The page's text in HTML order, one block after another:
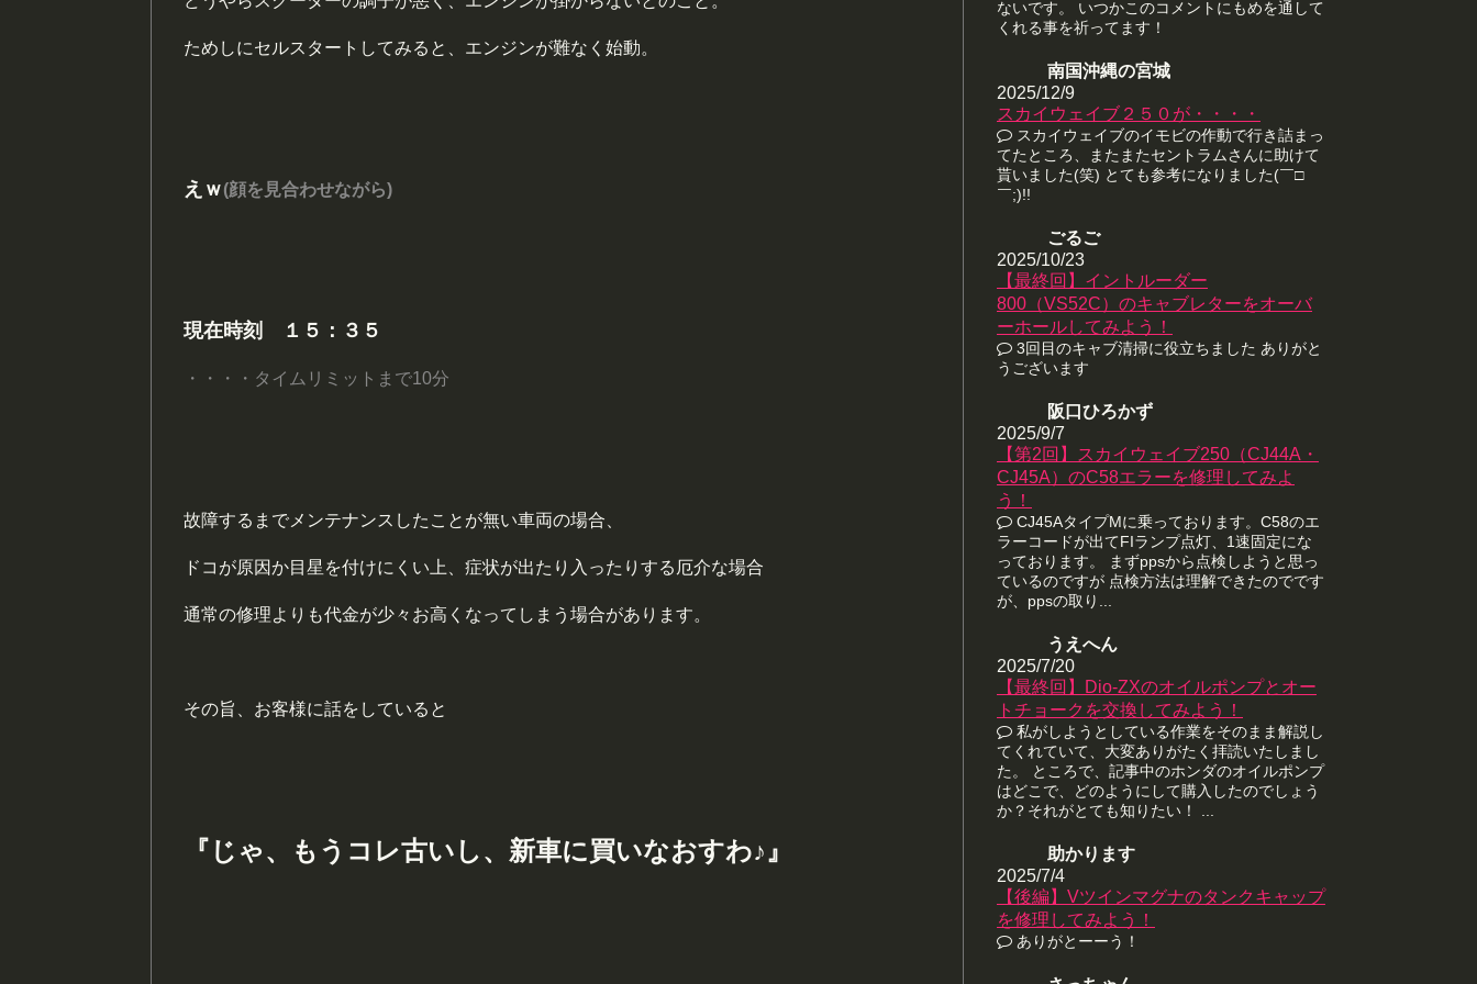
ためしにセルスタートしてみると、エンジンが難なく始動。
えｗ(顔を見合わせながら)
現在時刻 １５：３５
・・・・タイムリミットまで10分
故障するまでメンテナンスしたことが無い車両の場合、
ドコが原因か目星を付けにくい上、症状が出たり入ったりする厄介な場合
通常の修理よりも代金が少々お高くなってしまう場合があります。
その旨、お客様に話をしていると
『じゃ、もうコレ古いし、新車に買いなおすわ♪』
ないです。 いつかこのコメントにもめを通して
くれる事を祈ってます！
南国沖縄の宮城
2025/12/9
スカイウェイブ２５０が・・・・
スカイウェイブのイモビの作動で行き詰まっ
てたところ、またまたセントラムさんに助けて
貰いました(笑) とても参考になりました(￣□
￣;)!!
ごるご
2025/10/23
【最終回】イントルーダー
800（VS52C）のキャブレターをオーバ
ーホールしてみよう！
3回目のキャブ清掃に役立ちました ありがと
うございます
阪口ひろかず
2025/9/7
【第2回】スカイウェイブ250（CJ44A・
CJ45A）のC58エラーを修理してみよ
う！
CJ45AタイプMに乗っております。C58のエ
ラーコードが出てFIランプ点灯、1速固定にな
っております。 まずppsから点検しようと思っ
ているのですが 点検方法は理解できたのでです
が、ppsの取り...
うえへん
2025/7/20
【最終回】Dio-ZXのオイルポンプとオー
トチョークを交換してみよう！
私がしようとしている作業をそのまま解説し
てくれていて、大変ありがたく拝読いたしまし
た。 ところで、記事中のホンダのオイルポンプ
はどこで、どのようにして購入したのでしょう
か？それがとても知りたい！ ...
助かります
2025/7/4
【後編】Vツインマグナのタンクキャップ
を修理してみよう！
ありがとーーう！